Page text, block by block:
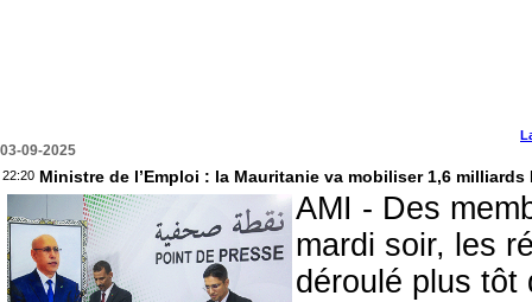
03-09-2025
22:20 Ministre de l’Emploi : la Mauritanie va mobiliser 1,6
AMI - Des
mardi soir, les
déroulé plus tôt